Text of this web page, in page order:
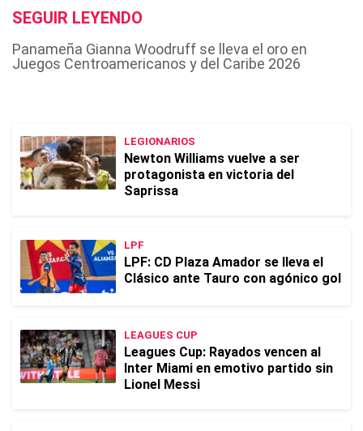
SEGUIR LEYENDO
Panameña Gianna Woodruff se lleva el oro en
Juegos Centroamericanos y del Caribe 2026
LEGIONARIOS
Newton Williams vuelve a ser
protagonista en victoria del
Saprissa
LPF
LPF: CD Plaza Amador se lleva el
Clásico ante Tauro con agónico gol
LEAGUES CUP
Leagues Cup: Rayados vencen al
Inter Miami en emotivo partido sin
Lionel Messi